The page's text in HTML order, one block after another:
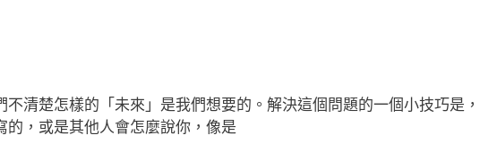
清楚怎樣的「未來」是我們想要的。解決這個問題的一個小技巧是，
，或是其他人會怎麼說你，像是